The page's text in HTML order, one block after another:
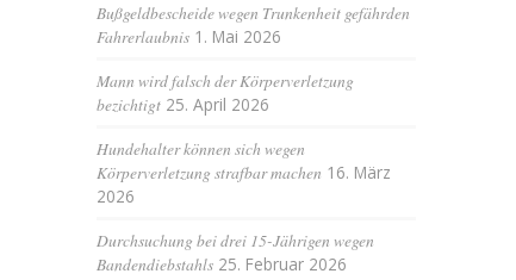
Bußgeldbescheide wegen Trunkenheit gefährden
Fahrerlaubnis 1. Mai 2026
Mann wird falsch der Körperverletzung
bezichtigt 25. April 2026
Hundehalter können sich wegen
Körperverletzung strafbar machen 16. März
2026
Durchsuchung bei drei 15-Jährigen wegen
Bandendiebstahls 25. Februar 2026